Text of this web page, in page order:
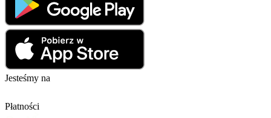
Jesteśmy na
Płatności